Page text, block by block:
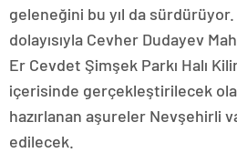
geleneğini bu yıl da sürdürüyor.
dolayısıyla Cevher Dudayev
Er Cevdet Şimşek Parkı Halı
içerisinde gerçekleştirilecek
hazırlanan aşureler Nevşehirli
edilecek.